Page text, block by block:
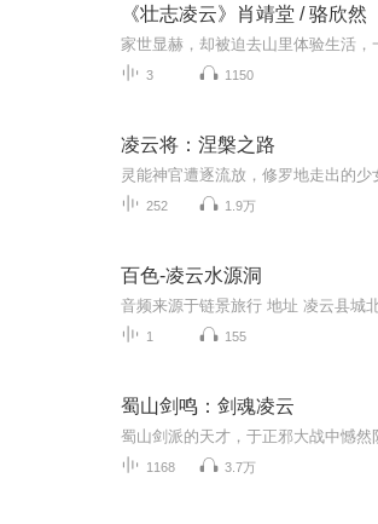
《壮志凌云》肖靖堂 / 骆欣然
3 1150
凌云将：涅槃之路
252 1.9万
百色-凌云水源洞
1 155
蜀山剑鸣：剑魂凌云
1168 3.7万